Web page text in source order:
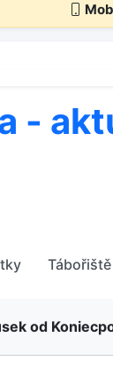
-
Tábořiště
od